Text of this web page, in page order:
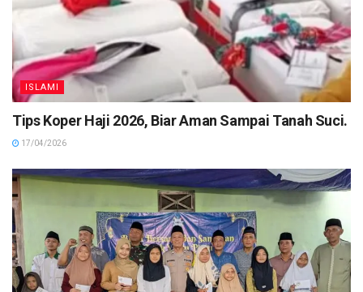
ISLAMI
Tips Koper Haji 2026, Biar Aman Sampai Tanah Suci.
17/04/2026